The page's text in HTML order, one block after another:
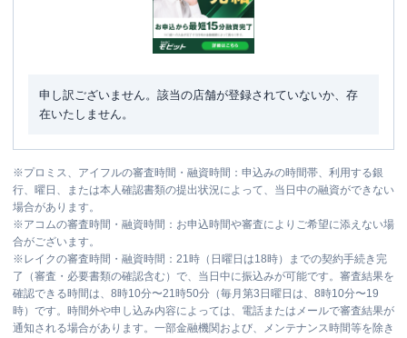
申し訳ございません。該当の店舗が登録されていないか、存
在いたしません。
※プロミス、アイフルの審査時間・融資時間：申込みの時間帯、利用する銀
行、曜日、または本人確認書類の提出状況によって、当日中の融資ができない
場合があります。
※アコムの審査時間・融資時間：お申込時間や審査によりご希望に添えない場
合がございます。
※ レイクの審査時間・融資時間：21時（日曜日は18時）までの契約手続き完
了（審査・必要書類の確認含む）で、当日中に振込みが可能です。審査結果を
確認できる時間は、8時10分〜21時50分（毎月第3日曜日は、8時10分〜19
時）です。時間外や申し込み内容によっては、電話またはメールで審査結果が
通知される場合があります。一部金融機関および、メンテナンス時間等を除き